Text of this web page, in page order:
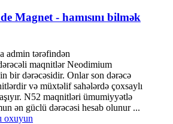
Magnet - hamısını bilmək
admin tərəfindən
maqnitlər Neodimium
bir dərəcəsidir. Onlar son dərəcə
və müxtəlif sahələrdə çoxsaylı
N52 maqnitləri ümumiyyətlə
ən güclü dərəcəsi hesab olunur ...
oxuyun